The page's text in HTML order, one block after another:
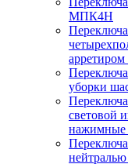
МПК4Н
уборки
световой